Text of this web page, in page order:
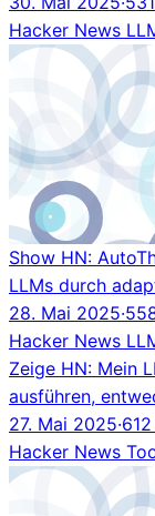
Hacker News
Show HN:
LLMs durch
28. Mai 2025·
Hacker News
Zeige HN: Mein
ausführen,
27. Mai 2025·
Hacker News